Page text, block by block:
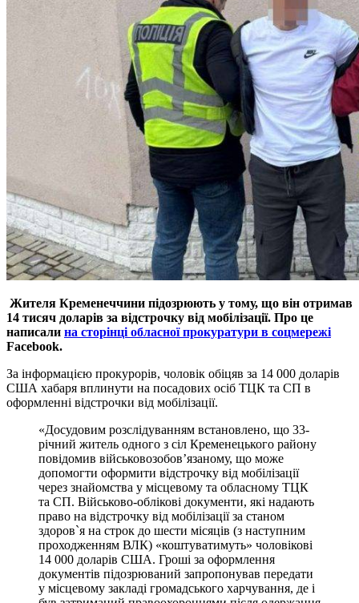
Жителя Кременеччини підозрюють у тому, що він отримав
14 тисяч доларів за відстрочку від мобілізації. Про це
написали на сторінці обласної прокуратури в соцмережі
Facebook.
За інформацією прокурорів, чоловік обіцяв за 14 000 доларів
США хабаря вплинути на посадових осіб ТЦК та СП в
оформленні відстрочки від мобілізації.
«Досудовим розслідуванням встановлено, що 33-
річний житель одного з сіл Кременецького району
повідомив військовозобов’язаному, що може
допомогти оформити відстрочку від мобілізації
через знайомства у місцевому та обласному ТЦК
та СП. Військово-облікові документи, які надають
право на відстрочку від мобілізації за станом
здоров`я на строк до шести місяців (з наступним
проходженням ВЛК) «коштуватимуть» чоловікові
14 000 доларів США. Гроші за оформлення
документів підозрюваний запропонував передати
у місцевому закладі громадського харчування, де і